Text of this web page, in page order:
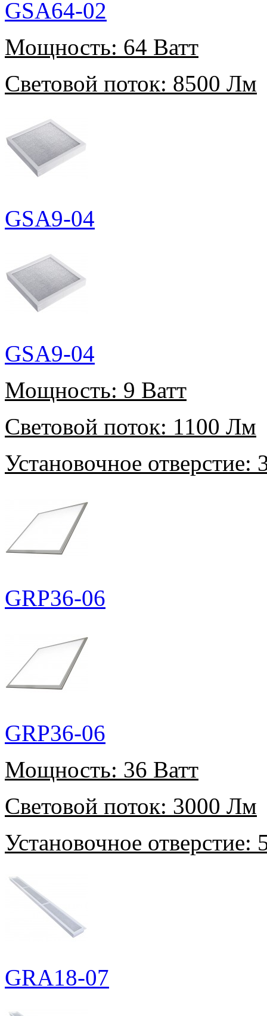
GSA64-02
Мощность: 64 Ватт
Световой поток: 8500 Лм
GSA9-04
GSA9-04
Мощность: 9 Ватт
Световой поток: 1100 Лм
Установочное отверстие:
GRP36-06
GRP36-06
Мощность: 36 Ватт
Световой поток: 3000 Лм
Установочное отверстие:
GRA18-07